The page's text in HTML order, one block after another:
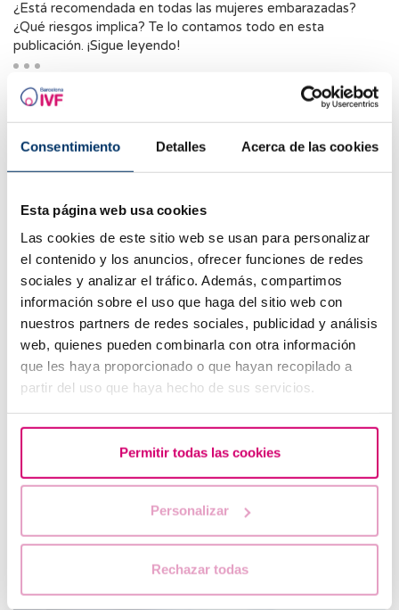
Consentimiento Detalles Acerca de las cookies
Esta página web usa cookies
Las cookies de este sitio web se usan para personalizar
el contenido y los anuncios, ofrecer funciones de redes
sociales y analizar el tráfico. Además, compartimos
información sobre el uso que haga del sitio web con
nuestros partners de redes sociales, publicidad y análisis
web, quienes pueden combinarla con otra información
que les haya proporcionado o que hayan recopilado a
partir del uso que haya hecho de sus servicios.
Permitir todas las cookies
Personalizar
Rechazar todas
¿Está recomendada en todas las mujeres embarazadas?
¿Qué riesgos implica? Te lo contamos todo en esta
publicación. ¡Sigue leyendo!
Reproducción asistida
Anestesia en reproducción asistida: ¿Cuándo se
emplea?
¿Sabes cuándo y qué tipo de anestesia se usa en
determinadas técnicas de reproducción asistida? ¿Conoces
cuánto suele durar su efecto? En esta publicación hacemos
un breve resumen sobre el empleo de la anestesia en
reproducción asistida.